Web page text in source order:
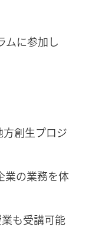
ムに参加し
創生プロジ
業の業務を体
も受講可能